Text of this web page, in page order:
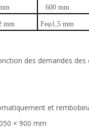
600 mm
mm Feφ1,5 mm
des demandes des
et
× 900 mm